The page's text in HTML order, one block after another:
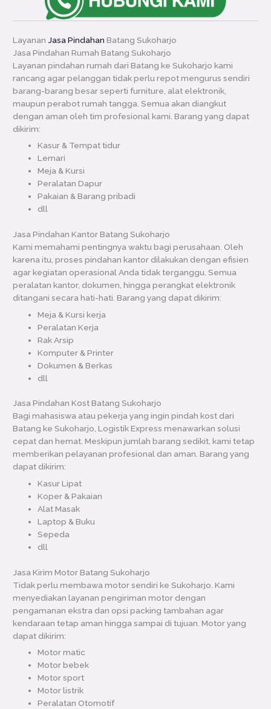
Layanan Jasa Pindahan Batang Sukoharjo
Jasa Pindahan Rumah Batang Sukoharjo
Layanan pindahan rumah dari Batang ke Sukoharjo kami
rancang agar pelanggan tidak perlu repot mengurus sendiri
barang-barang besar seperti furniture, alat elektronik,
maupun perabot rumah tangga. Semua akan diangkut
dengan aman oleh tim profesional kami. Barang yang dapat
dikirim:
Kasur & Tempat tidur
Lemari
Meja & Kursi
Peralatan Dapur
Pakaian & Barang pribadi
dll
Jasa Pindahan Kantor Batang Sukoharjo
Kami memahami pentingnya waktu bagi perusahaan. Oleh
karena itu, proses pindahan kantor dilakukan dengan efisien
agar kegiatan operasional Anda tidak terganggu. Semua
peralatan kantor, dokumen, hingga perangkat elektronik
ditangani secara hati-hati. Barang yang dapat dikirim:
Meja & Kursi kerja
Peralatan Kerja
Rak Arsip
Komputer & Printer
Dokumen & Berkas
dll
Jasa Pindahan Kost Batang Sukoharjo
Bagi mahasiswa atau pekerja yang ingin pindah kost dari
Batang ke Sukoharjo, Logistik Express menawarkan solusi
cepat dan hemat. Meskipun jumlah barang sedikit, kami tetap
memberikan pelayanan profesional dan aman. Barang yang
dapat dikirim:
Kasur Lipat
Koper & Pakaian
Alat Masak
Laptop & Buku
Sepeda
dll
Jasa Kirim Motor Batang Sukoharjo
Tidak perlu membawa motor sendiri ke Sukoharjo. Kami
menyediakan layanan pengiriman motor dengan
pengamanan ekstra dan opsi packing tambahan agar
kendaraan tetap aman hingga sampai di tujuan. Motor yang
dapat dikirim:
Motor matic
Motor bebek
Motor sport
Motor listrik
Peralatan Otomotif